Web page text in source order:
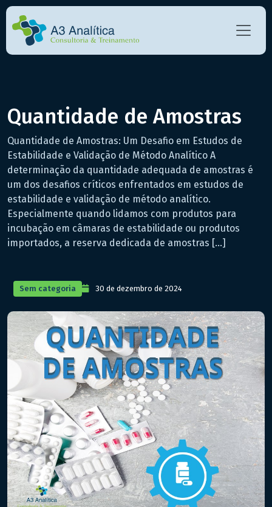
Quantidade de Amostras
Quantidade de Amostras: Um Desafio em Estudos de
Estabilidade e Validação de Método Analítico A
determinação da quantidade adequada de amostras é
um dos desafios críticos enfrentados em estudos de
estabilidade e validação de método analítico.
Especialmente quando lidamos com produtos para
incubação em câmaras de estabilidade ou produtos
importados, a reserva dedicada de amostras […]
Sem categoria 30 de dezembro de 2024